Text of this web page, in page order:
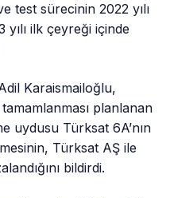
test sürecinin 2022 yılı
ilk çeyreği içinde
Karaismailoğlu,
planlanan
uydusu Türksat 6A’nın
Türksat AŞ ile
bildirdi.